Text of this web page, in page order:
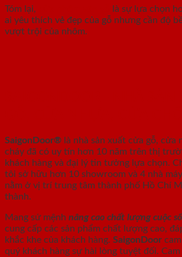
Tóm lại,
là sự lựa chọn
ai yêu thích vẻ đẹp của gỗ nhưng cần độ
vượt trội của nhôm.
SaigonDoor® là nhà sản xuất cửa gỗ, cửa
cháy đã có uy tín hơn 10 năm trên thị
khách hàng và đại lý tin tưởng lựa chọn.
tôi sở hữu hơn 10 showroom và 4 nhà
nằm ở vị trí trung tâm thành phố Hồ Chí
thành.
Mang sứ mệnh nâng cao chất lượng cuộc
cung cấp các sản phẩm chất lượng cao,
khắc khe của khách hàng. SaigonDoor
quý khách hàng sự hài lòng tuyệt đối.